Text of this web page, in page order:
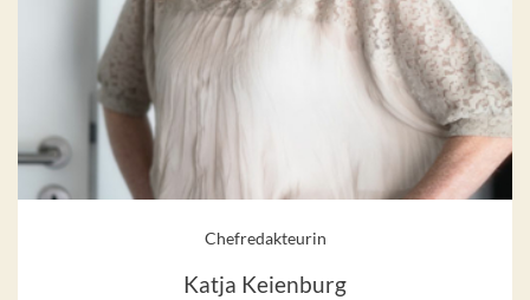
Chefredakteurin
Katja Keienburg